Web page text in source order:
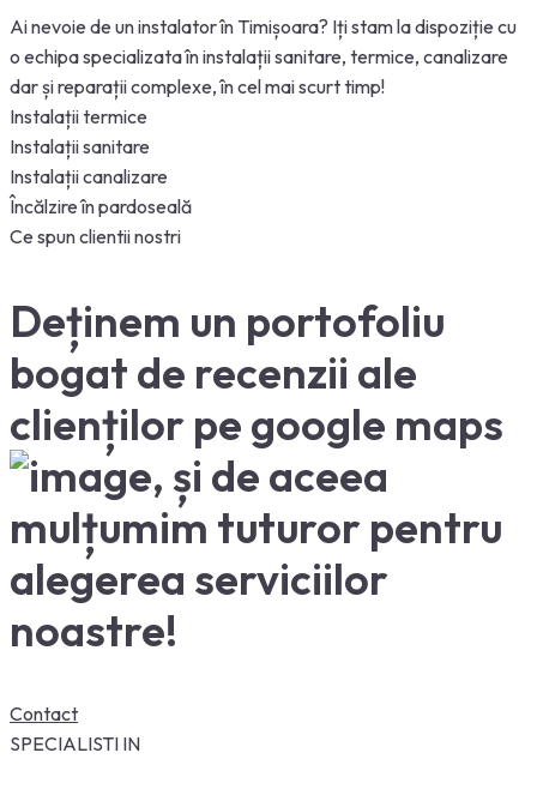
Ai nevoie de un instalator în Timișoara? Iți stam la dispoziție cu
o echipa specializata în instalații sanitare, termice, canalizare
dar și reparații complexe, în cel mai scurt timp!
Instalații termice
Instalații sanitare
Instalații canalizare
Încălzire în pardoseală
Ce spun clientii nostri
Deținem un portofoliu
bogat de recenzii ale
clienților pe google maps
, și de aceea
mulțumim tuturor pentru
alegerea serviciilor
noastre!
Contact
SPECIALISTI IN